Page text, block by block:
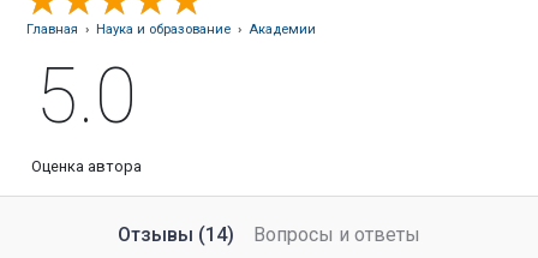
Главная ›Наука и образование ›Академии
5.0
Оценка автора
Отзывы (14) Вопросы и ответы